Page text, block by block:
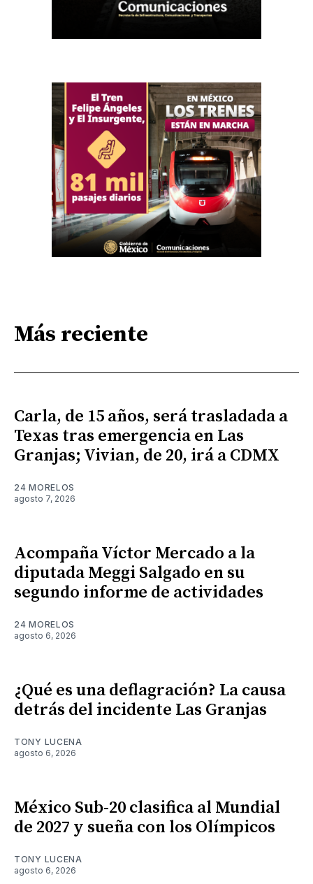
Más reciente
Carla, de 15 años, será trasladada a
Texas tras emergencia en Las
Granjas; Vivian, de 20, irá a CDMX
24 MORELOS
agosto 7, 2026
Acompaña Víctor Mercado a la
diputada Meggi Salgado en su
segundo informe de actividades
24 MORELOS
agosto 6, 2026
¿Qué es una deflagración? La causa
detrás del incidente Las Granjas
TONY LUCENA
agosto 6, 2026
México Sub-20 clasifica al Mundial
de 2027 y sueña con los Olímpicos
TONY LUCENA
agosto 6, 2026